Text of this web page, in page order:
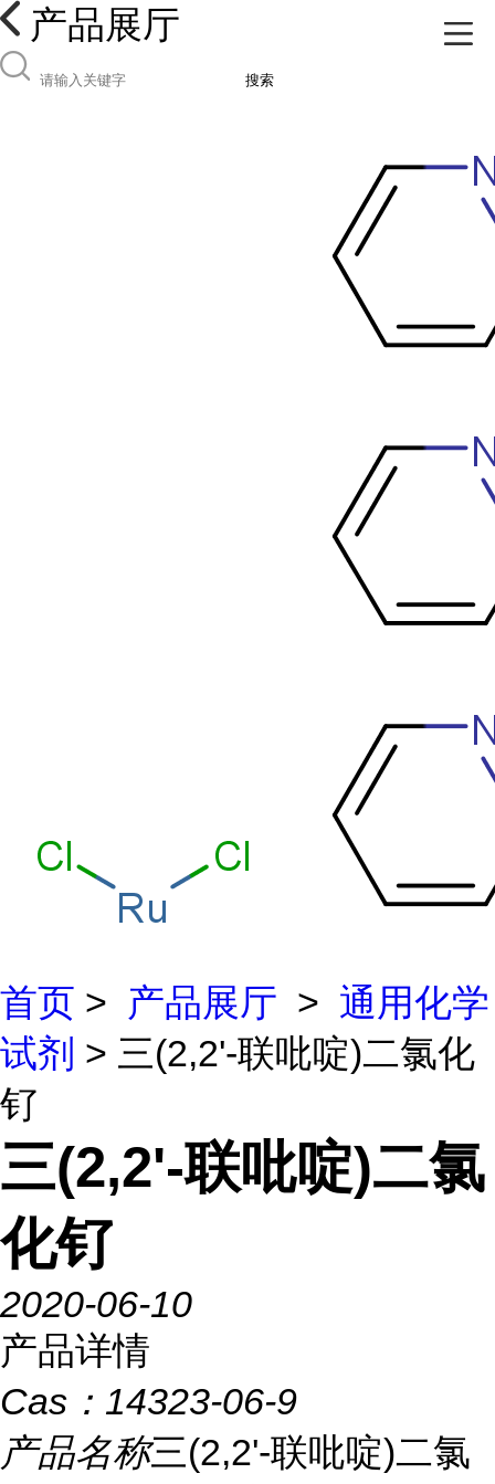
产品展厅
搜索
首页 > 产品展厅 > 通用化学
试剂 > 三(2,2'-联吡啶)二氯化
钌
三(2,2'-联吡啶)二氯
化钌
2020-06-10
产品详情
Cas： 14323-06-9
产品名称三(2,2'-联吡啶)二氯